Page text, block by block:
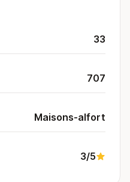
33
707
Maisons-alfort
3/5